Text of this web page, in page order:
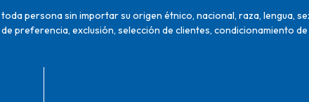
persona sin importar su origen étnico, nacional, raza, lengua,
preferencia, exclusión, selección de clientes, condicionamiento